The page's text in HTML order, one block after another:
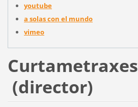
youtube
a solas con el mundo
vimeo
Curtametraxes
(director)